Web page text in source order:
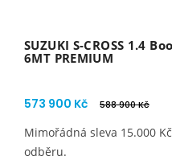
SUZUKI S-CROSS 1.4
6MT PREMIUM
573 900 Kč 588 900 Kč
Mimořádná sleva 15.000
odběru.